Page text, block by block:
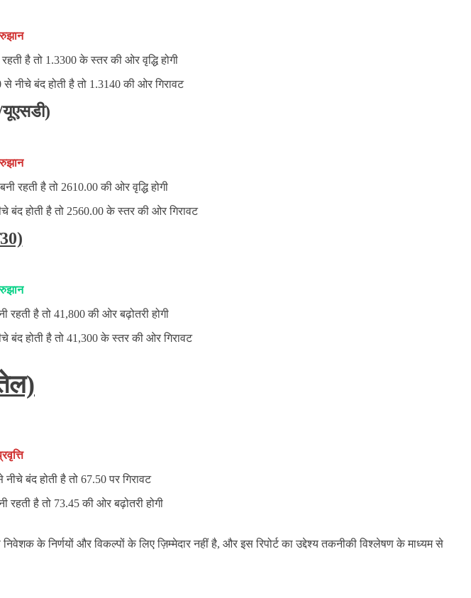
है तो 1.3300 के स्तर की ओर वृद्धि होगी
से नीचे बंद होती है तो 1.3140 की ओर गिरावट
रहती है तो 2610.00 की ओर वृद्धि होगी
बंद होती है तो 2560.00 के स्तर की ओर गिरावट
है तो 41,800 की ओर बढ़ोतरी होगी
बंद होती है तो 41,300 के स्तर की ओर गिरावट
बंद होती है तो 67.50 पर गिरावट
है तो 73.45 की ओर बढ़ोतरी होगी
के निर्णयों और विकल्पों के लिए ज़िम्मेदार नहीं है, और इस रिपोर्ट का उद्देश्य तकनीकी विश्लेषण के माध्यम से